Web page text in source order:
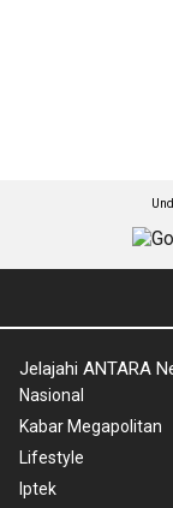
Jelajahi ANTARA
Nasional
Kabar Megapolitan
Lifestyle
Iptek